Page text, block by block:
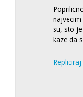
najvecim
su, sto
kaze da
Repliciraj